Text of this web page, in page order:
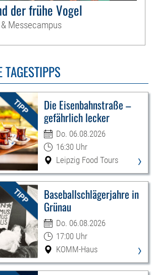
der frühe Vogel
Messecampus
TAGESTIPPS
Die Eisenbahnstraße –
gefährlich lecker
Do. 06.08.2026
16:30 Uhr
Leipzig Food Tours
›
Baseballschlägerjahre in
Grünau
Do. 06.08.2026
17:00 Uhr
KOMM-Haus
›